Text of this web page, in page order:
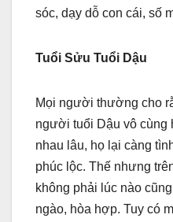
sóc, dạy dỗ con cái, số
Tuổi Sửu Tuổi Dậu
Mọi người thường cho
người tuổi Dậu vô cùng
nhau lâu, họ lại càng
phúc lộc. Thế nhưng
không phải lúc nào
ngào, hòa hợp. Tuy có